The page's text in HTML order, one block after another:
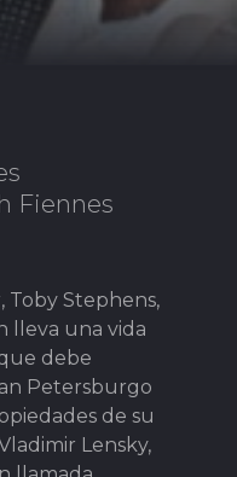
Fiennes
Toby Stephens,
lleva una vida
debe
Petersburgo
de su
Lensky,